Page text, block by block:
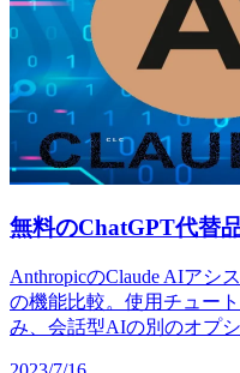
無料のChatGPT代替
AnthropicのClaude AIアシ
の機能比較。使用チュー
み、会話型AIの別のオプシ